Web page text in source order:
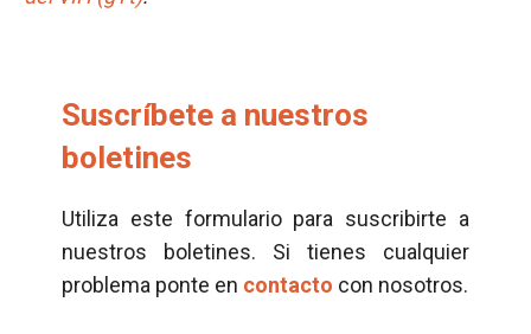
Suscríbete a nuestros
boletines
Utiliza este formulario para suscribirte a
nuestros boletines. Si tienes cualquier
problema ponte en contacto con nosotros.